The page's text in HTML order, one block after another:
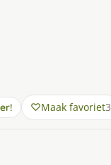
Maak favoriet3